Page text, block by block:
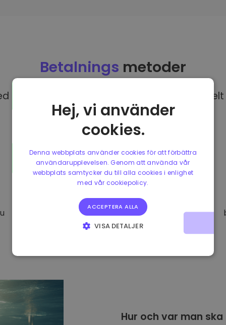
Betalnings metoder
EUR på Kriptomat har du tillgång till olika
Hur och var man ska
Hej, vi använder
cookies.
Denna webbplats använder cookies för att förbättra
användarupplevelsen. Genom att använda vår
webbplats samtycker du till alla cookies i enlighet
med vår cookiepolicy.
ACCEPTERA ALLA
VISA DETALJER